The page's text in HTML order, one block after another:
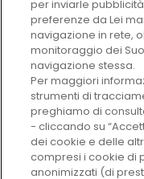
AUTORI
VAI AL SITO
per inviarle
preferenze da Lei
navigazione in rete,
monitoraggio dei
navigazione stessa.
Per maggiori
strumenti di
preghiamo di
- cliccando su
dei cookie e delle
compresi i cookie di
anonimizzati (di